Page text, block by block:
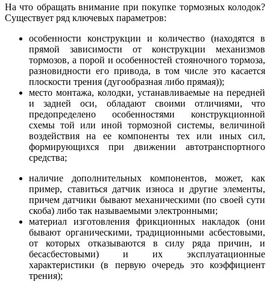
На что обращать внимание при покупке тормозных колодок?
Существует ряд ключевых параметров:
особенности конструкции и количество (находятся в
прямой зависимости от конструкции механизмов
тормозов, а порой и особенностей стояночного тормоза,
разновидности его привода, в том числе это касается
плоскости трения (дугообразная либо прямая));
место монтажа, колодки, устанавливаемые на передней
и задней оси, обладают своими отличиями, что
предопределено особенностями конструкционной
схемы той или иной тормозной системы, величиной
воздействия на ее компоненты тех или иных сил,
формирующихся при движении автотранспортного
средства;
наличие дополнительных компонентов, может, как
пример, ставиться датчик износа и другие элементы,
причем датчики бывают механическими (по своей сути
скоба) либо так называемыми электронными;
материал изготовления фрикционных накладок (они
бывают органическими, традиционными асбестовыми,
от которых отказываются в силу ряда причин, и
бесасбестовыми) и их эксплуатационные
характеристики (в первую очередь это коэффициент
трения);